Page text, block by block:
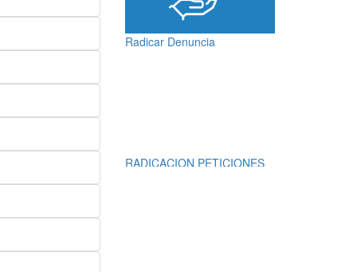
Radicar Denuncia
RADICACION PETICIONES